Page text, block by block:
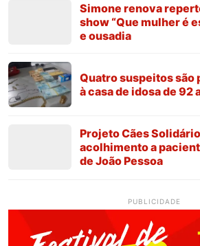
Simone renova
show “Que mulher é
e ousadia
Quatro suspeitos são
à casa de idosa de 92
Projeto Cães
acolhimento a
de João Pessoa
PUBLICIDADE